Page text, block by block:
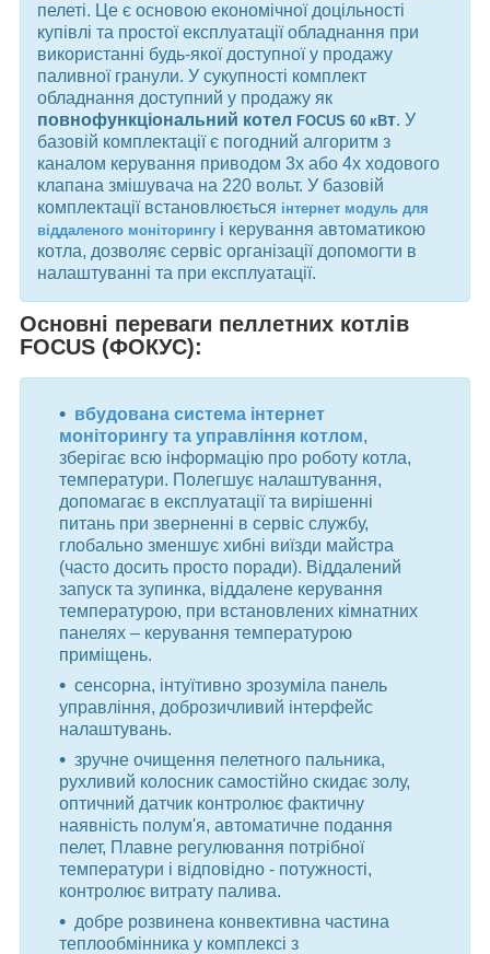
пелеті. Це є основою економічної доцільності
купівлі та простої експлуатації обладнання при
використанні будь-якої доступної у продажу
паливної гранули. У сукупності комплект
обладнання доступний у продажу як
повнофункціональний котел FOCUS 60 кВт. У
базовій комплектації є погодний алгоритм з
каналом керування приводом 3х або 4х ходового
клапана змішувача на 220 вольт. У базовій
комплектації встановлюється інтернет модуль для
віддаленого моніторингу і керування автоматикою
котла, дозволяє сервіс організації допомогти в
налаштуванні та при експлуатації.
Основні переваги пеллетних котлів
FOCUS (ФОКУС):
вбудована система інтернет
моніторингу та управління котлом,
зберігає всю інформацію про роботу котла,
температури. Полегшує налаштування,
допомагає в експлуатації та вирішенні
питань при зверненні в сервіс службу,
глобально зменшує хибні виїзди майстра
(часто досить просто поради). Віддалений
запуск та зупинка, віддалене керування
температурою, при встановлених кімнатних
панелях – керування температурою
приміщень.
сенсорна, інтуїтивно зрозуміла панель
управління, доброзичливий інтерфейс
налаштувань.
зручне очищення пелетного пальника,
рухливий колосник самостійно скидає золу,
оптичний датчик контролює фактичну
наявність полум'я, автоматичне подання
пелет, Плавне регулювання потрібної
температури і відповідно - потужності,
контролює витрату палива.
добре розвинена конвективна частина
теплообмінника у комплексі з